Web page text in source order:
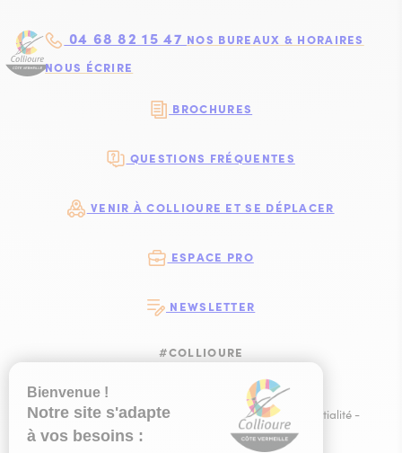
04 68 82 15 47 NOS BUREAUX & HORAIRES
NOUS ÉCRIRE
BROCHURES
QUESTIONS FRÉQUENTES
VENIR À COLLIOURE ET SE DÉPLACER
ESPACE PRO
NEWSLETTER
#COLLIOURE
SUIVEZ-NOUS
SUIVEZ-NOUS
SUIVEZ-
SUIVEZ-
Plan du site -Mentions légales Politique de confidentialité -
Ce site est éco-conçu !
Éditer mes cookies